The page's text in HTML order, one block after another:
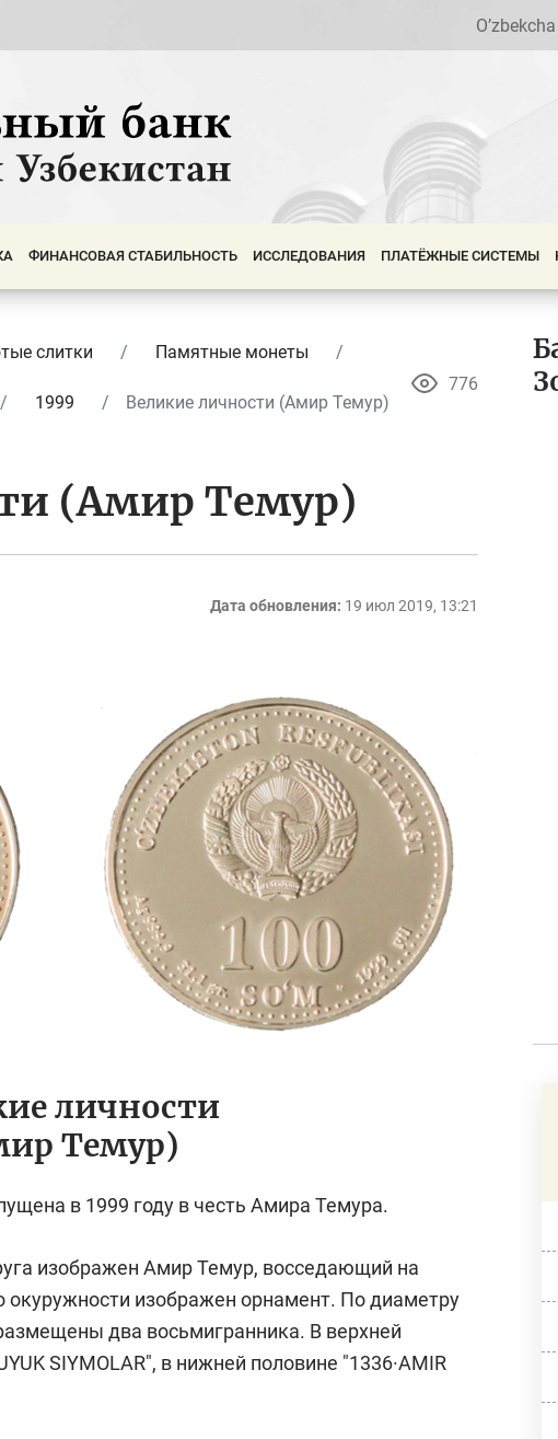
O’zbekcha
ФИНАНСОВАЯ СТАБИЛЬНОСТЬ ИССЛЕДОВАНИЯ ПЛАТЁЖНЫЕ СИСТЕМЫ
слитки Памятные монеты
1999 Великие личности (Амир Темур)
776
(Амир Темур)
Дата обновления: 19 июл 2019, 13:21
личности
Темур)
в 1999 году в честь Амира Темура.
изображен Амир Темур, восседающий на
окуружности изображен орнамент. По диаметру
два восьмигранника. В верхней
SIYMOLAR", в нижней половине "1336·AMIR